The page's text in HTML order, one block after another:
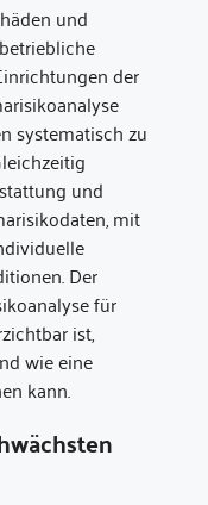
und
der
systematisch zu
und
mit
Der
für
ist,
wie eine
kann.